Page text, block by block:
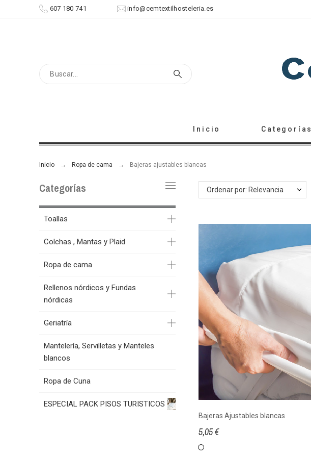
607 180 741 info@cemtextilhosteleria.es
Inicio Categorías
Inicio Ropa de cama Bajeras ajustables blancas
Categorías
Toallas
Colchas , Mantas y Plaid
Ropa de cama
Rellenos nórdicos y Fundas
nórdicas
Geriatría
Mantelería, Servilletas y Manteles
blancos
Ropa de Cuna
ESPECIAL PACK PISOS TURISTICOS
Ordenar por: Relevancia
Bajeras Ajustables blancas
5,05 €
Blanco